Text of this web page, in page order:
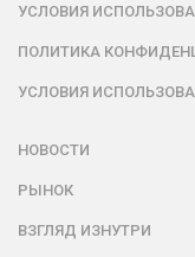
УСЛОВИЯ
ПОЛИТИКА
УСЛОВИЯ
НОВОСТИ
РЫНОК
ВЗГЛЯД ИЗНУТРИ